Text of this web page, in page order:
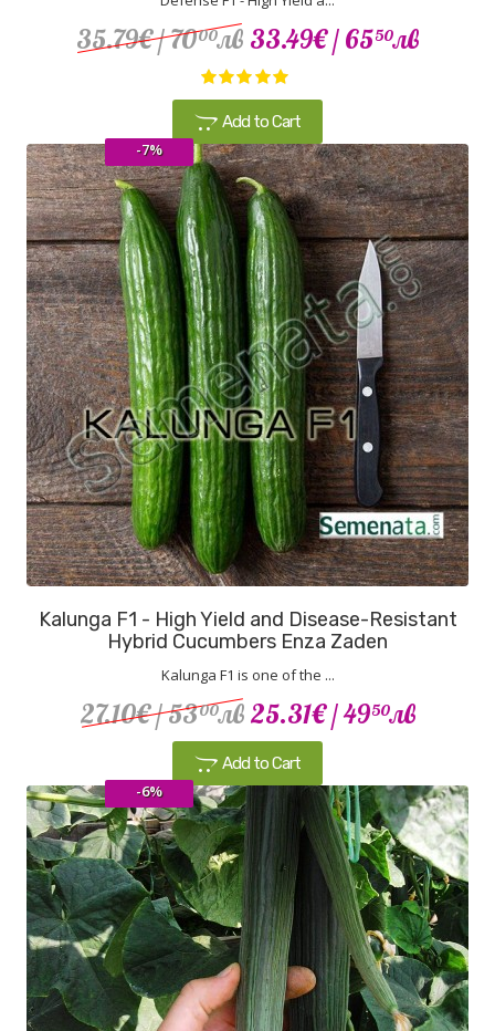
35.79€/ 7000лв 33.49€/ 6550лв
Add to Cart
Kalunga F1 - High Yield and Disease-Resistant
Hybrid Cucumbers Enza Zaden
Kalunga F1 is one of the ...
27.10€/ 5300лв 25.31€/ 4950лв
Add to Cart
-7%
-6%